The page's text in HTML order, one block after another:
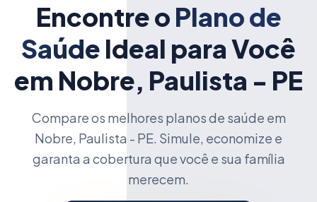
Encontre o Plano de
Saúde Ideal para Você
em Nobre, Paulista - PE
Compare os melhores planos de saúde em
Nobre, Paulista - PE. Simule, economize e
garanta a cobertura que você e sua família
merecem.